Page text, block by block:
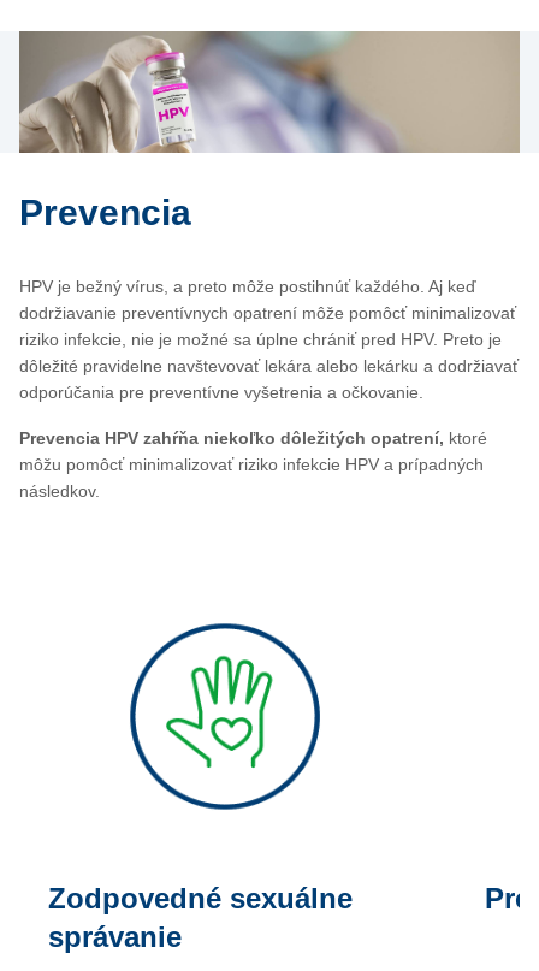
Prevencia
HPV je bežný vírus, a preto môže postihnúť každého. Aj keď
dodržiavanie preventívnych opatrení môže pomôcť minimalizovať
riziko infekcie, nie je možné sa úplne chrániť pred HPV. Preto je
dôležité pravidelne navštevovať lekára alebo lekárku a dodržiavať
odporúčania pre preventívne vyšetrenia a očkovanie.
Prevencia HPV zahŕňa niekoľko dôležitých opatrení, ktoré
môžu pomôcť minimalizovať riziko infekcie HPV a prípadných
následkov.
Zodpovedné sexuálne
správanie